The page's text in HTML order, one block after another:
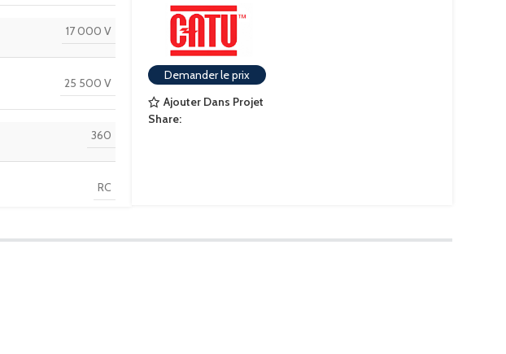
17 000 V
25 500 V
360
RC
Demander le prix
Ajouter Dans Projet
Share: